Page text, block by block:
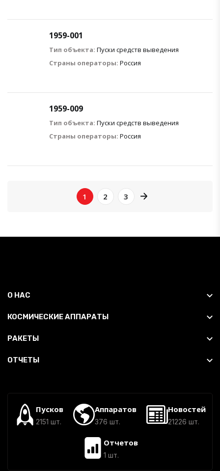
1959-001
Тип объекта: Пуски средств выведения
Страны операторы: Россия
1959-009
Тип объекта: Пуски средств выведения
Страны операторы: Россия
1 2 3
О НАС
КОСМИЧЕСКИЕ АППАРАТЫ
РАКЕТЫ
ОТЧЕТЫ
Пусков
2151 шт.
Аппаратов
376 шт.
Новостей
21226 шт.
Отчетов
1 шт.